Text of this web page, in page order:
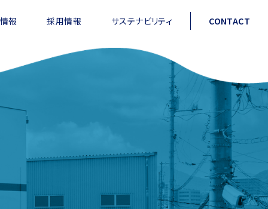
報 採用情報 サステナビリティ CONTACT